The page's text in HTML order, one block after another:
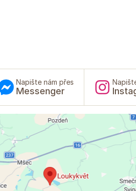
Napište nám přes
Messenger